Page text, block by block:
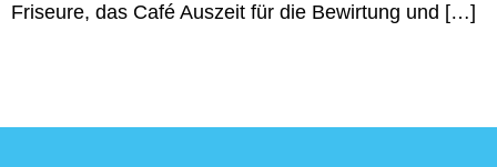
Friseure, das Café Auszeit für die Bewirtung und […]